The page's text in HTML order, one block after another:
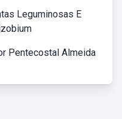
Leguminosas E
Pentecostal Almeida